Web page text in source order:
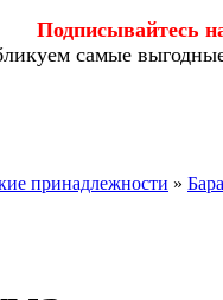
Подписывайтесь
самые
принадлежности »